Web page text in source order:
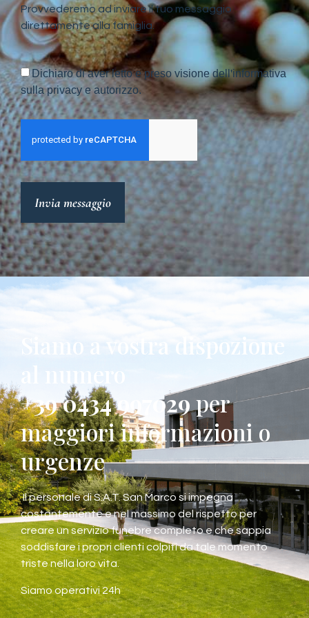
Provvederemo ad inviare il tuo messaggio
direttamente alla famiglia.
Dichiaro di aver letto e preso visione dell'informativa
sulla privacy e autorizzo.
Invia messaggio
Siamo a vostra dispozione
al numero
+39 0434 997029per
maggiori informazioni o
urgenze
Il personale di S.A.T. San Marco si impegna
costantemente e nel massimo del rispetto per
creare un servizio funebre completo e che sappia
soddisfare i propri clienti colpiti da tale momento
triste nella loro vita.
Siamo operativi 24h